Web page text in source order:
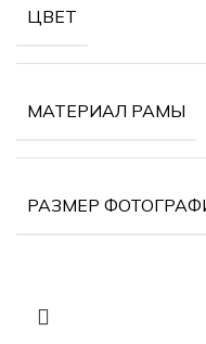
ЦВЕТ
МАТЕРИАЛ РАМЫ
РАЗМЕР